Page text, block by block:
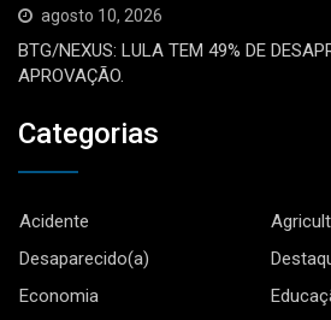
agosto 10, 2026
BTG/NEXUS: LULA TEM 49% DE
APROVAÇÃO.
Categorias
Acidente
Desaparecido(a)
Economia